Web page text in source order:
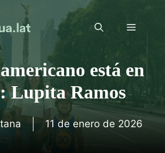
Menú
está en
Lupita Ramos
11 de enero de 2026